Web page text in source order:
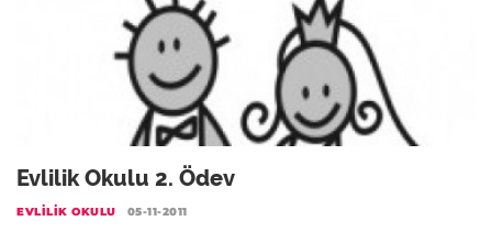
Evlilik Okulu 2. Ödev
EVLILIK OKULU 05-11-2011